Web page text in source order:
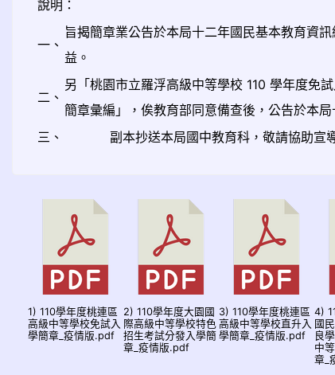
說明：
一、
旨揭簡章業公告於本局十二年國民基本教育資
益。
二、
另「桃園市立羅浮高級中等學校 110 學年度免
簡章彙編」，俟教育部同意備查後，公告於本
三、
副本抄送本局國中教育科，敬請協助宣
1) 110學年度桃連區
高級中等學校免試入
學簡章_疫情版.pdf
2) 110學年度大園國
際高級中等學校特色
招生考試分發入學簡
章_疫情版.pdf
3) 110學年度桃連區
高級中等學校直升入
學簡章_疫情版.pdf
4)
國
良
中
章_